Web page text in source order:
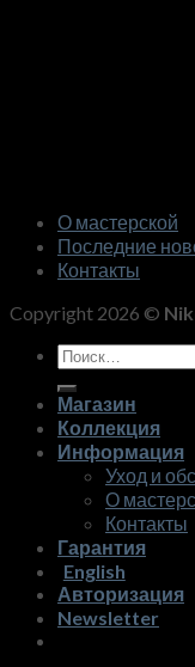
О мастерской
Последние
Контакты
Copyright 2026 ©
Искать:
Магазин
Коллекция
Информация
Уход и
О
Контакты
Гарантия
English
Авторизация
Newsletter